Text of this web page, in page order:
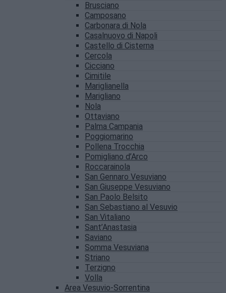
Brusciano
Camposano
Carbonara di Nola
Casalnuovo di Napoli
Castello di Cisterna
Cercola
Cicciano
Cimitile
Mariglianella
Marigliano
Nola
Ottaviano
Palma Campania
Poggiomarino
Pollena Trocchia
Pomigliano d’Arco
Roccarainola
San Gennaro Vesuviano
San Giuseppe Vesuviano
San Paolo Belsito
San Sebastiano al Vesuvio
San Vitaliano
Sant’Anastasia
Saviano
Somma Vesuviana
Striano
Terzigno
Volla
Area Vesuvio-Sorrentina